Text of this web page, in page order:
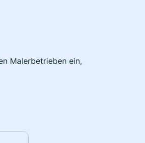
Malerbetrieben ein,